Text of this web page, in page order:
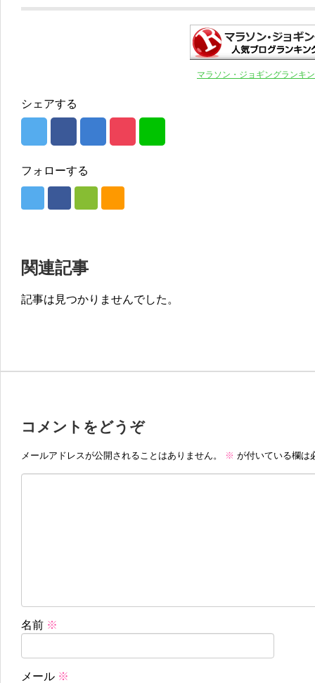
マラソン・ジョギングランキ
シェアする
フォローする
関連記事
記事は見つかりませんでした。
コメントをどうぞ
メールアドレスが公開されることはありません。 ※ が付いている欄は
名前 ※
メール ※